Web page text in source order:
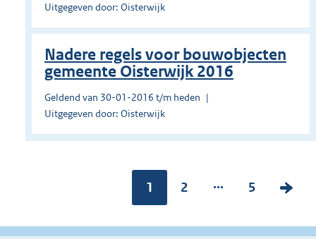
Uitgegeven door: Oisterwijk
Nadere regels voor bouwobjecten
gemeente Oisterwijk 2016
Geldend van 30-01-2016 t/m heden
Uitgegeven door: Oisterwijk
Pagina:
1
P
g
2 ...
P
g
5
V
l